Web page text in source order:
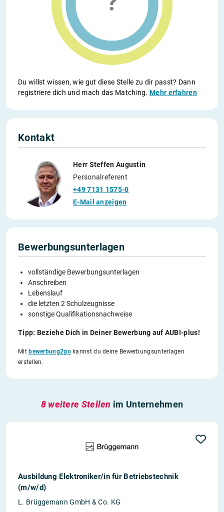
Du willst wissen, wie gut diese Stelle zu dir passt? Dann
registriere dich und mach das Matching.Mehr erfahren
Kontakt
Herr Steffen Augustin
Personalreferent
+49 7131 1575-0
E-Mail anzeigen
Bewerbungsunterlagen
vollständige Bewerbungsunterlagen
Anschreiben
Lebenslauf
die letzten 2 Schulzeugnisse
sonstige Qualifikationsnachweise
Tipp: Beziehe Dich in Deiner Bewerbung auf AUBI-plus!
Mit bewerbung2gokannst du deine Bewerbungsunterlagen
erstellen.
8 weitere Stellen im Unternehmen
Ausbildung Elektroniker/in für Betriebstechnik
(m/w/d)
L. Brüggemann GmbH & Co. KG